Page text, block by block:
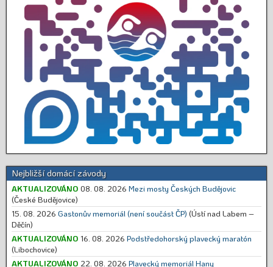
Nejbližší domácí závody
AKTUALIZOVÁNO 08. 08. 2026 Mezi mosty Českých Budějovic
(České Budějovice)
15. 08. 2026 Gastonův memoriál (není součást ČP) (Ústí nad Labem –
Děčín)
AKTUALIZOVÁNO 16. 08. 2026 Podstředohorský plavecký maratón
(Libochovice)
AKTUALIZOVÁNO 22. 08. 2026 Plavecký memoriál Hany